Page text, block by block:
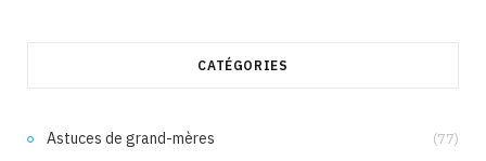
CATÉGORIES
Astuces de grand-mères (77)